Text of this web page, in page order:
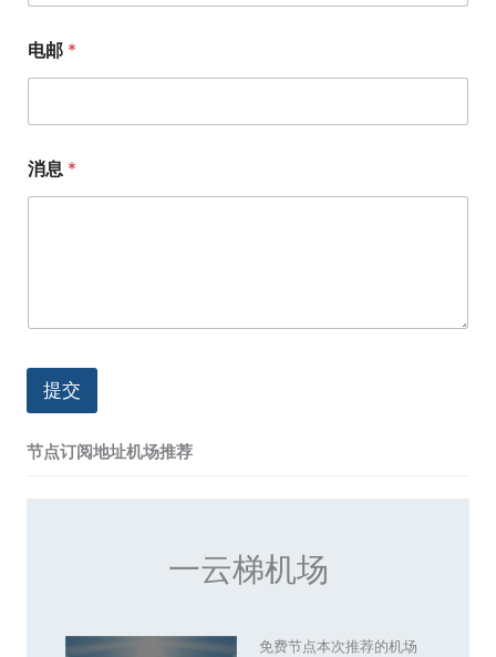
电邮 *
消息 *
提交
节点订阅地址机场推荐
一云梯机场
免费节点本次推荐的机场